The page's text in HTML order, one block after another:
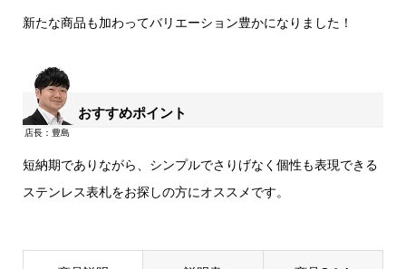
新たな商品も加わってバリエーション豊かになりました！
おすすめポイント
短納期でありながら、シンプルでさりげなく個性も表現できる
ステンレス表札をお探しの方にオススメです。